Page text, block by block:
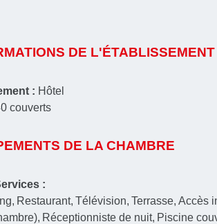
DE L'ÉTABLISSEMENT
: Hôtel
couverts
DE LA CHAMBRE
:
Restaurant Télévision Terrasse Accès
Réceptionniste de nuit Piscine